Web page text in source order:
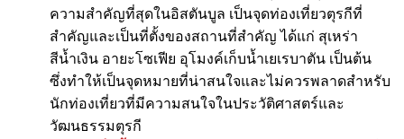
ความสำคัญที่สุดในอิสตันบูล เป็นจุดท่องเที่ยวตุรกีที่
สำคัญและเป็นที่ตั้งของสถานที่สำคัญ ได้แก่ สุเหร่า
สีน้ำเงิน อายะโซเฟีย อุโมงค์เก็บน้ำเยเรบาตัน เป็นต้น
ซึ่งทำให้เป็นจุดหมายที่น่าสนใจและไม่ควรพลาดสำหรับ
นักท่องเที่ยวที่มีความสนใจในประวัติศาสตร์และ
วัฒนธรรมตุรกี